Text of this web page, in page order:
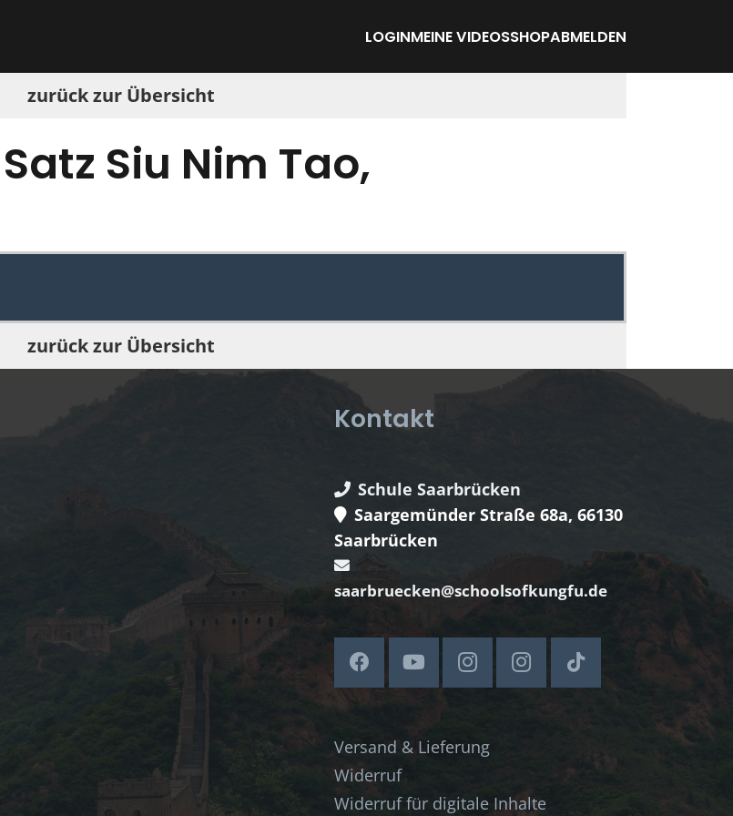
LOGINMEINE VIDEOSSHOPABMELDEN
zurück zur Übersicht
Siu Nim Tao,
zurück zur Übersicht
Kontakt
Schule Saarbrücken
Saargemünder Straße 68a, 66130
Saarbrücken
saarbruecken@schoolsofkungfu.de
Versand & Lieferung
Widerruf
Widerruf für digitale Inhalte